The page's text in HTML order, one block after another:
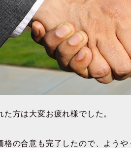
た方は大変お疲れ様でした。
格の合意も完了したので、ようや